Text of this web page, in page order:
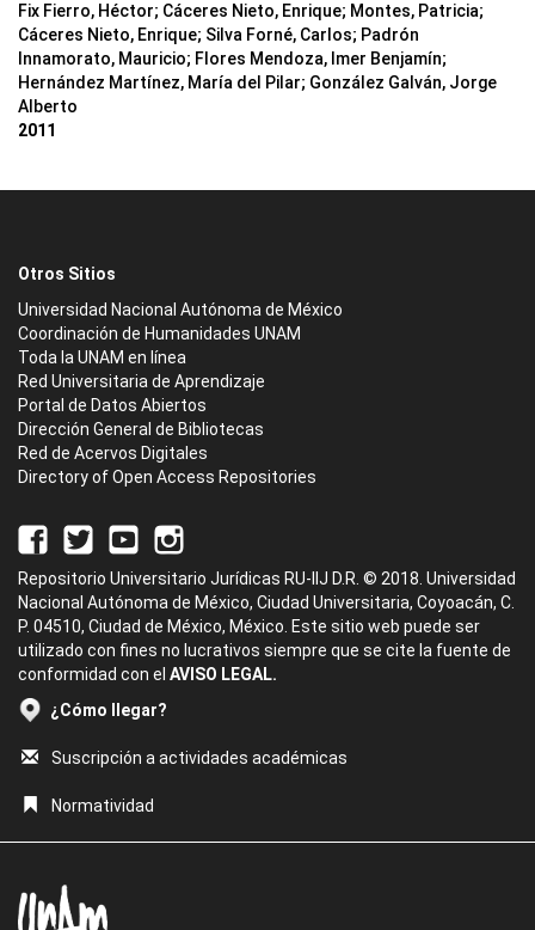
Fix Fierro, Héctor; Cáceres Nieto, Enrique; Montes, Patricia;
Cáceres Nieto, Enrique; Silva Forné, Carlos; Padrón
Innamorato, Mauricio; Flores Mendoza, Imer Benjamín;
Hernández Martínez, María del Pilar; González Galván, Jorge
Alberto
2011
Otros Sitios
Universidad Nacional Autónoma de México
Coordinación de Humanidades UNAM
Toda la UNAM en línea
Red Universitaria de Aprendizaje
Portal de Datos Abiertos
Dirección General de Bibliotecas
Red de Acervos Digitales
Directory of Open Access Repositories
Repositorio Universitario Jurídicas RU-IIJ D.R. © 2018. Universidad
Nacional Autónoma de México, Ciudad Universitaria, Coyoacán, C.
P. 04510, Ciudad de México, México. Este sitio web puede ser
utilizado con fines no lucrativos siempre que se cite la fuente de
conformidad con el AVISO LEGAL.
¿Cómo llegar?
Suscripción a actividades académicas
Normatividad